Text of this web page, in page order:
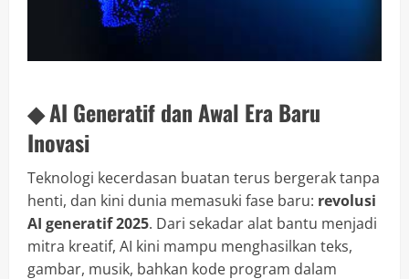
◆ AI Generatif dan Awal Era Baru
Inovasi
Teknologi kecerdasan buatan terus bergerak tanpa
henti, dan kini dunia memasuki fase baru: revolusi
AI generatif 2025. Dari sekadar alat bantu menjadi
mitra kreatif, AI kini mampu menghasilkan teks,
gambar, musik, bahkan kode program dalam